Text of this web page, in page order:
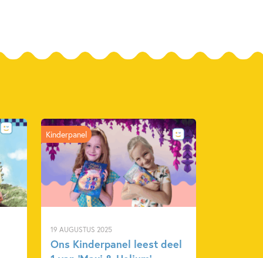
19 AUGUSTUS 2025
Ons Kinderpanel leest deel
Kinderpanel